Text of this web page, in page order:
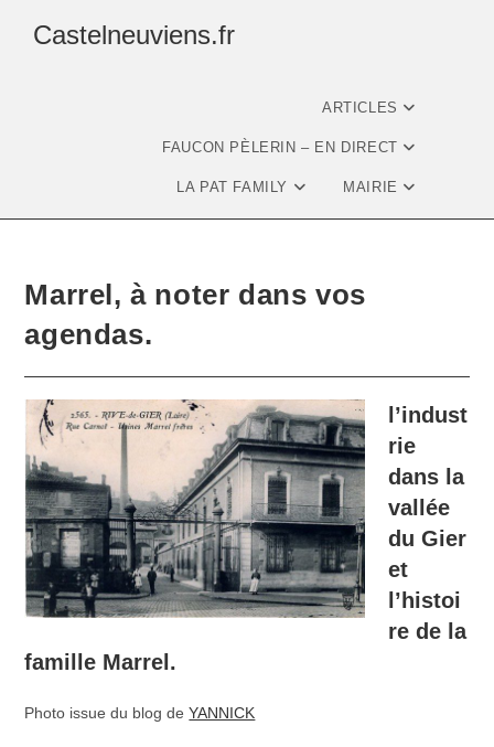
Castelneuviens.fr
ARTICLES
FAUCON PÈLERIN – EN DIRECT
LA PAT FAMILY MAIRIE
Marrel, à noter dans vos
agendas.
l’indust
rie
dans la
vallée
du Gier
et
l’histoi
re de la
famille Marrel.
Photo issue du blog deYANNICK